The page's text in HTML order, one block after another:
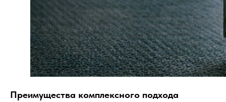
Преимущества комплексного подхода